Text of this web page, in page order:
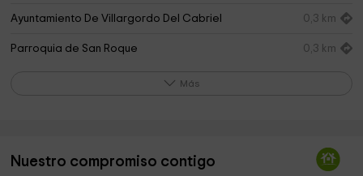
Ayuntamiento De Villargordo Del Cabriel 0,3 km
Parroquia de San Roque 0,3 km
Ayuntamiento De Villalpardo 17,4 km
Más
Nuestro compromiso contigo